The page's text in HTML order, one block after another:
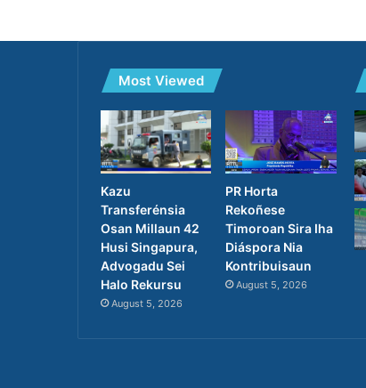
Most Viewed
Kazu
Transferénsia
Osan Millaun 42
Husi Singapura,
Advogadu Sei
Halo Rekursu
August 5, 2026
PR Horta
Rekoñese
Timoroan Sira Iha
Diáspora Nia
Kontribuisaun
August 5, 2026